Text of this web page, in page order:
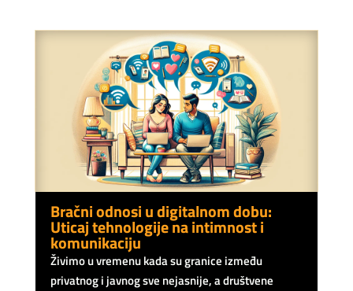
Bračni odnosi u digitalnom dobu:
Uticaj tehnologije na intimnost i
komunikaciju
Živimo u vremenu kada su granice između
privatnog i javnog sve nejasnije, a društvene